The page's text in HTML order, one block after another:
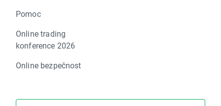
Pomoc
Online trading
konference 2026
Online bezpečnost